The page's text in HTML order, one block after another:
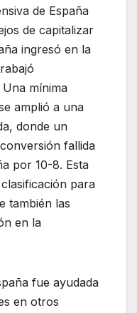
de España
de capitalizar
ingresó en la
mínima
amplió a una
donde un
fallida
por 10-8. Esta
para
también las
en la
fue ayudada
en otros